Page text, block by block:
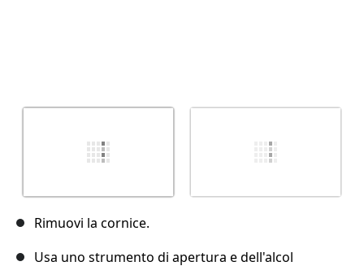
Rimuovi la cornice.
Usa uno strumento di apertura e dell'alcol